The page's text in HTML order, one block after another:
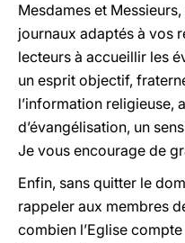
Mesdames et
journaux adaptés à vos
lecteurs à accueillir les
un esprit objectif,
l’information religieuse,
d’évangélisation, un
Je vous encourage de
Enfin, sans quitter le
rappeler aux membres
combien l’Eglise